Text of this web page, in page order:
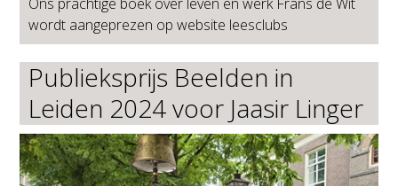
wordt aangeprezen op website leesclubs
Publieksprijs Beelden in
Leiden 2024 voor Jaasir Linger